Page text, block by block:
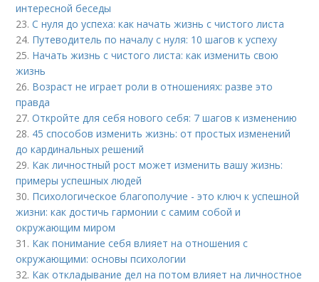
интересной беседы
23.С нуля до успеха: как начать жизнь с чистого листа
24. Путеводитель по началу с нуля: 10 шагов к успеху
25. Начать жизнь с чистого листа: как изменить свою
жизнь
26. Возраст не играет роли в отношениях: разве это
правда
27.Откройте для себя нового себя: 7 шагов к изменению
28. 45 способов изменить жизнь: от простых изменений
до кардинальных решений
29. Как личностный рост может изменить вашу жизнь:
примеры успешных людей
30. Психологическое благополучие - это ключ к успешной
жизни: как достичь гармонии с самим собой и
окружающим миром
31. Как понимание себя влияет на отношения с
окружающими: основы психологии
32. Как откладывание дел на потом влияет на личностное